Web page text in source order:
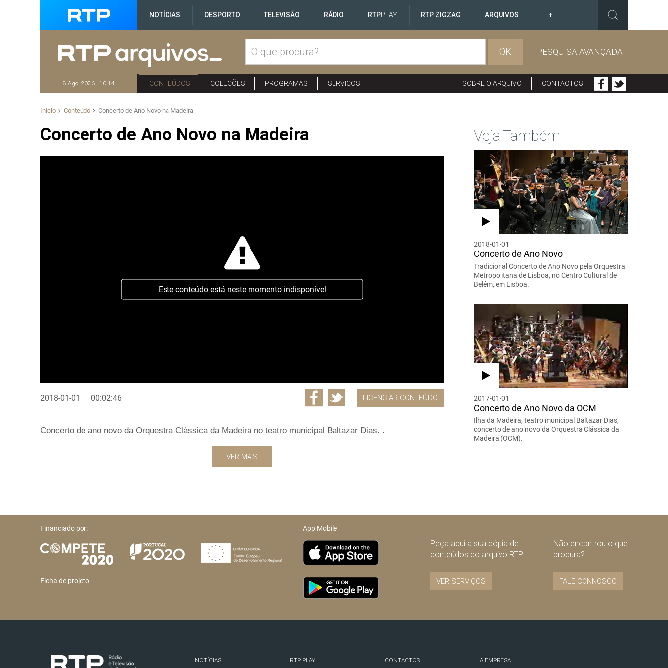
NOTÍCIAS DESPORTO TELEVISÃO RÁDIO RTPPLAY RTP ZIGZAG ARQUIVOS +
OK PESQUISA AVANÇADA
8 Ago. 2026 | 10:14 CONTEÚDOS COLEÇÕES PROGRAMAS SERVIÇOS SOBRE O ARQUIVO CONTACTOS
Início Conteúdo Concerto de Ano Novo na Madeira
Concerto de Ano Novo na Madeira
Este conteúdo está neste momento indisponível
2018-01-01 00:02:46 LICENCIAR CONTEÚDO
Concerto de ano novo da Orquestra Clássica da Madeira no teatro municipal Baltazar Dias. .
VER MAIS
Veja Também
2018-01-01
Concerto de Ano Novo
Tradicional Concerto de Ano Novo pela Orquestra
Metropolitana de Lisboa, no Centro Cultural de
Belém, em Lisboa.
2017-01-01
Concerto de Ano Novo da OCM
Ilha da Madeira, teatro municipal Baltazar Dias,
concerto de ano novo da Orquestra Clássica da
Madeira (OCM).
Financiado por:
Ficha de projeto
App Mobile
Peça aqui a sua cópia de
conteúdos do arquivo RTP
VER SERVIÇOS
Não encontrou o que
procura?
FALE CONNOSCO
NOTÍCIAS
RTP PLAY
CONTACTOS
A EMPRESA